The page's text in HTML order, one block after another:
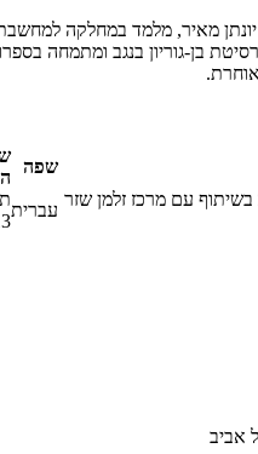
יונתן מאיר, מלמד במחלקה
בן-גוריון בנגב ומתמחה
שפה
עם מרכז זלמן שזר
עברית